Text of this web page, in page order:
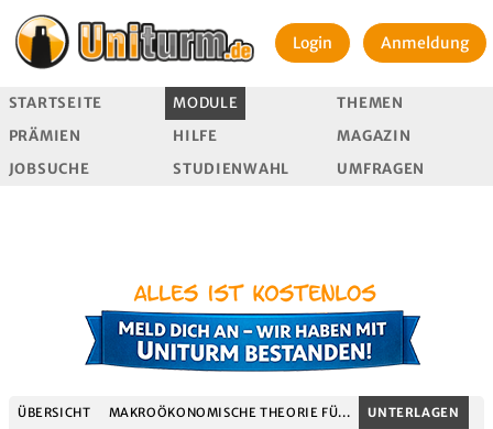
Login Anmeldung
STARTSEITE MODULE
THEMEN
PRÄMIEN
HILFE
MAGAZIN
JOBSUCHE
STUDIENWAHL UMFRAGEN
ÜBERSICHT MAKROÖKONOMISCHE THEORIE FÜ... UNTERLAGEN